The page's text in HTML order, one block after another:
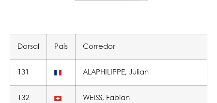
Dorsal País Corredor
131 ALAPHILIPPE, Julian
132 WEISS, Fabian